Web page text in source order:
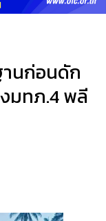
นก่อนดัก
มทภ.4 พลี